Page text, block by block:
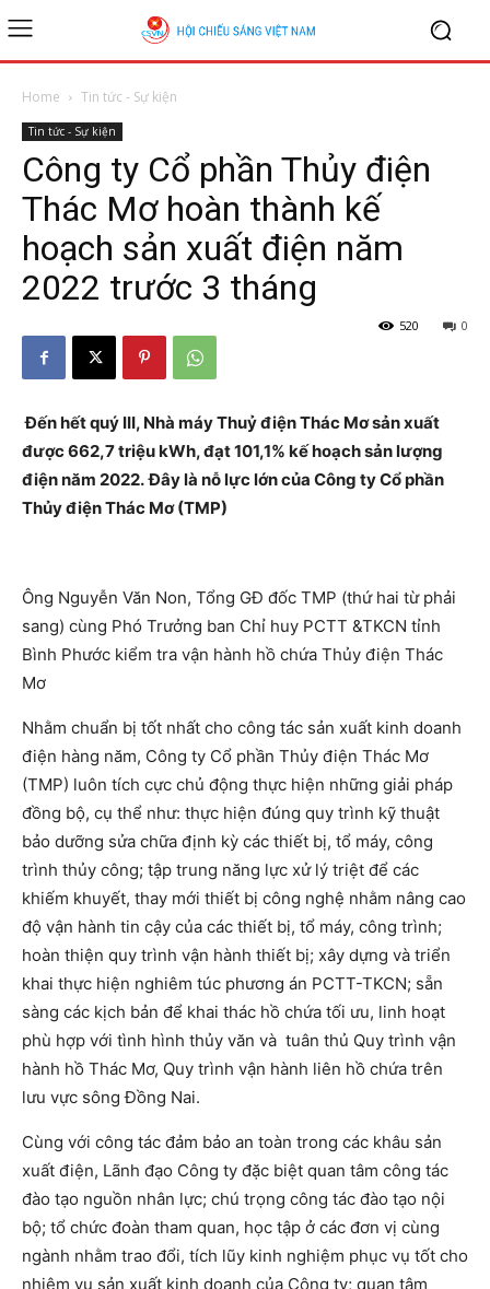
Home Tin tức - Sự kiện
Tin tức - Sự kiện
Công ty Cổ phần Thủy điện
Thác Mơ hoàn thành kế
hoạch sản xuất điện năm
2022 trước 3 tháng
0
520
Đến hết quý III, Nhà máy Thuỷ điện Thác Mơ sản xuất
được 662,7 triệu kWh, đạt 101,1% kế hoạch sản lượng
điện năm 2022. Đây là nỗ lực lớn của Công ty Cổ phần
Thủy điện Thác Mơ (TMP)
Ông Nguyễn Văn Non, Tổng GĐ đốc TMP (thứ hai từ phải
sang) cùng Phó Trưởng ban Chỉ huy PCTT &TKCN tỉnh
Bình Phước kiểm tra vận hành hồ chứa Thủy điện Thác
Mơ
Nhằm chuẩn bị tốt nhất cho công tác sản xuất kinh doanh
điện hàng năm, Công ty Cổ phần Thủy điện Thác Mơ
(TMP) luôn tích cực chủ động thực hiện những giải pháp
đồng bộ, cụ thể như: thực hiện đúng quy trình kỹ thuật
bảo dưỡng sửa chữa định kỳ các thiết bị, tổ máy, công
trình thủy công; tập trung năng lực xử lý triệt để các
khiếm khuyết, thay mới thiết bị công nghệ nhằm nâng cao
độ vận hành tin cậy của các thiết bị, tổ máy, công trình;
hoàn thiện quy trình vận hành thiết bị; xây dựng và triển
khai thực hiện nghiêm túc phương án PCTT-TKCN; sẵn
sàng các kịch bản để khai thác hồ chứa tối ưu, linh hoạt
phù hợp với tình hình thủy văn và tuân thủ Quy trình vận
hành hồ Thác Mơ, Quy trình vận hành liên hồ chứa trên
lưu vực sông Đồng Nai.
Cùng với công tác đảm bảo an toàn trong các khâu sản
xuất điện, Lãnh đạo Công ty đặc biệt quan tâm công tác
đào tạo nguồn nhân lực; chú trọng công tác đào tạo nội
bộ; tổ chức đoàn tham quan, học tập ở các đơn vị cùng
ngành nhằm trao đổi, tích lũy kinh nghiệm phục vụ tốt cho
nhiệm vụ sản xuất kinh doanh của Công ty; quan tâm